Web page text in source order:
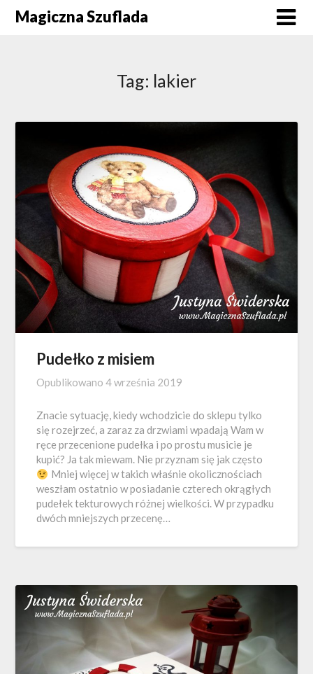
SkipMagiczna Szuflada
Tag: lakier
Pudełko z misiem
Opublikowano4 września 2019
Znacie sytuację, kiedy wchodzicie do sklepu tylko
się rozejrzeć, a zaraz za drzwiami wpadają Wam w
ręce przecenione pudełka i po prostu musicie je
kupić? Ja tak miewam. Nie przyznam się jak często
Mniej więcej w takich właśnie okolicznościach
weszłam ostatnio w posiadanie czterech okrągłych
pudełek tekturowych różnej wielkości. W przypadku
dwóch mniejszych przecenę…